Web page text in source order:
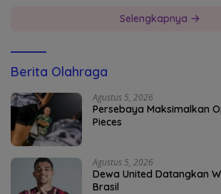
Selengkapnya
Berita Olahraga
Agustus 5, 2026
Persebaya Maksimalkan
Pieces
Agustus 5, 2026
Dewa United Datangkan
Brasil